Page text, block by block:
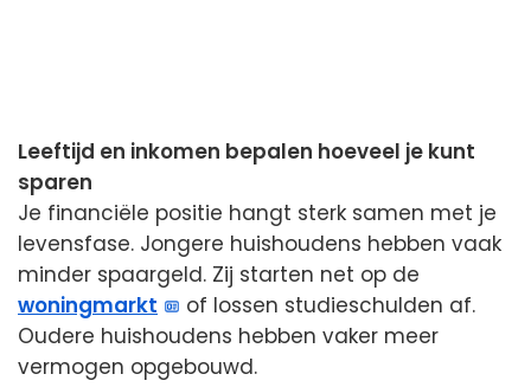
Leeftijd en inkomen bepalen hoeveel je kunt
sparen
Je financiële positie hangt sterk samen met je
levensfase. Jongere huishoudens hebben vaak
minder spaargeld. Zij starten net op de
woningmarkt
of lossen studieschulden af.
Oudere huishoudens hebben vaker meer
vermogen opgebouwd.